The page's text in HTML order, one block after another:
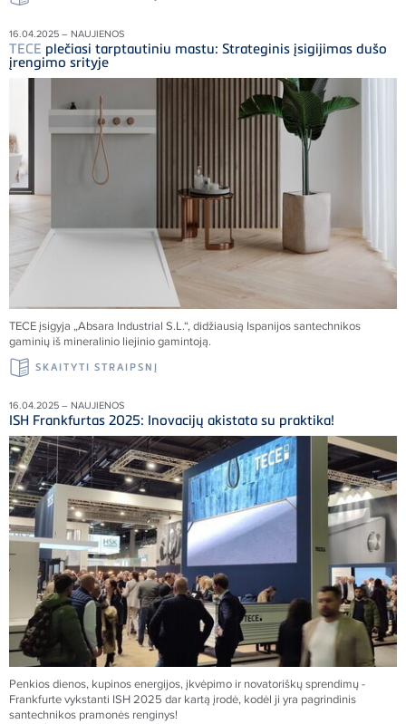
16.04.2025 – NAUJIENOS
TECE plečiasi tarptautiniu mastu: Strateginis įsigijimas dušo
įrengimo srityje
TECEįsigyja „Absara Industrial S.L.“, didžiausią Ispanijos santechnikos
gaminių iš mineralinio liejinio gamintoją.
SKAITYTI STRAIPSNĮ
16.04.2025 – NAUJIENOS
ISH Frankfurtas 2025: Inovacijų akistata su praktika!
Penkios dienos, kupinos energijos, įkvėpimo ir novatoriškų sprendimų -
Frankfurte vykstanti ISH 2025 dar kartą įrodė, kodėl ji yra pagrindinis
santechnikos pramonės renginys!